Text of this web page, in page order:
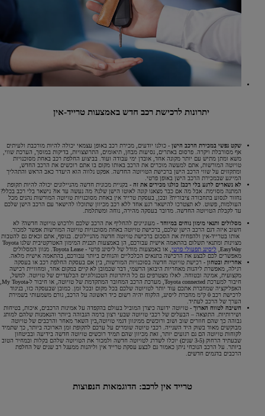
יתרונות לרכישת רכב חדש באמצעות טרייד-אין
שקט נפשי במכירת הרכב הישן - כולנו יודעים, מכירת רכב באופן עצמאי יכולה להיות מורכבת ולעיתים
אף מסורבלת ויקרה. פרסום באתרים, נסיעות מבחן, תיאומים, התרוצצויות, בדיקות במוסך, הערכת שווי,
משא ומתן מתיש עם יותר מקונה אחד, אובדן ימי עבודה ועוד. בביצוע החלפת רכב באחת מסוכנויות
טויוטה המורשות, אתם למעשה מוכרים את הרכב באותו מקום בו אתם רוכשים את הרכב החדש,
ומתקזזים על שווי הרכב הישן ברכישת הטויוטה החדשה. אפקט נלווה הוא היעדר כאב הראש והתהליך
המייגע שבמכירת הרכב הישן באופן פרטי.
לא נשארים לרגע בלי רכב! כולנו מכירים את זה - בקניית מכונית חדשה מהניילונים יכולה להיות תקופת
המתנה מסוימת. אבל מה אם כבר מצאנו קונה לאוטו הישן שלנו? מה נעשה עד אז? נישאר בלי רכב בכלל?
נחזור לנסוע בתחבורה ציבורית? ובכן, בעסקת טרייד אין באחת מסוכנויות טויוטה המורשות נהנים מכל
העולמות, פשוט. לא תצטרכו להישאר רגע אחד ללא רכב מכיוון שתוכלו להישאר עם הרכב הישן שלכם
עד לקבלת הטויוטה החדשה. מדובר בעסקה מהירה, נוחה ומשתלמת.
מסלולים ותנאי מימון נוחים במיוחד - מעוניינים להחליף את הרכב שלכם ולרכוש טויוטה חדשה? לא
חשוב איזה דגם הרכב הישן שלכם, ברכישת טויוטה באחת מסוכנויות טויוטה המורשות אפשר למכור.
אותו בטרייד-אין ולהפחית את הסכום ברכישת טויוטה חדשה מהניילונים. בנוסף, אתם זכאים גם להטבות
מצוינות ומתנאי תשלום בהתאמה אישית עבורכם, הן באמצעות תכנית המימון האטרקטיבית שלנו Toyota
EasyWay,
ליסינג תפעולי פרטי
, או באמצעות מודל של ליסינג פרטי - Toyota Lease. מגוון המסלולים
מאפשרים לכם לבצע את הרכישה בתנאים הכלכליים והנוחים ביותר עבורכם, בהתאמה אישית מלאה.
אחריות ובטחון - רכישת טויוטה חדשה בסוכנויות המורשות, בין אם בעסקת החלפת רכב או בעסקה
רגילה, מאפשרת ליהנות מאחריות היבואן הרשמי, דבר שכמובן לא קיים במקום אחר, ומחוויית רכישה
מקצועית, אמינה ובטוחה. לאלו מצטרפים גם כל היתרונות הטכנולוגיים הבלעדיים של טויוטה. למשל,
חיבור למערכת Toyota connected, מערכת הרכב המחובר המתקדמת של טויוטה, או חיבור ל-My Toyota,
האפליקציה שמחברת אתכם עוד יותר לטויוטה שלכם בכל מקום ובכל זמן. כמובן שבעסקה כזו, בניגוד
לרכישת רכב 0 ק"מ מחברת ליסינג, הלקוח יהיה רשום כיד ראשונה על הרכב, גורם משמעותי בשמירת
הערך של הרכב לעתיד.
חשיבה לטווח הארוך - טויוטה ידועה כיצרן המוביל בעולם בהקפדה על אמינות הרכבים, איכות, בטיחות
ושירותיות. התוצאה – הבעלים של רכבי טויוטה שבעי רצון ברמה הגבוהה ביותר והנאמנות שלהם למותג
גבוהה כך שהם חוזרים שוב ושוב ורוכשים ממיגוון דגמי טויוטה,בין השאר מאחר והרכבים של טויוטה
מבוקשים מאוד בשוק היד השנייה. רכבי טיוטה שומרים על ערכם לתקופת זמן הארוכה ביותר, כך שתמיד
לקוחות טויוטה הם גם רגועים יותר, זאת מכיוון שהם תמיד רוכשים טויוטה חדשה בידיעה ובביטחון
שבעתיד הרחוק (3-5 שנים) יוכלו לשדרג לטויוטה חדשה ולמכור את הטויוטה שלהם בקלות ובמחיר הטוב
ביותר. על הרכב הנוכחי ניתן כאמור גם לבצע עסקת טרייד אין וליהנות ממעגל רב שנים של החלפת
הרכבים בדגמים חדשים.
טרייד אין לרכב: הדוגמאות הנפוצות